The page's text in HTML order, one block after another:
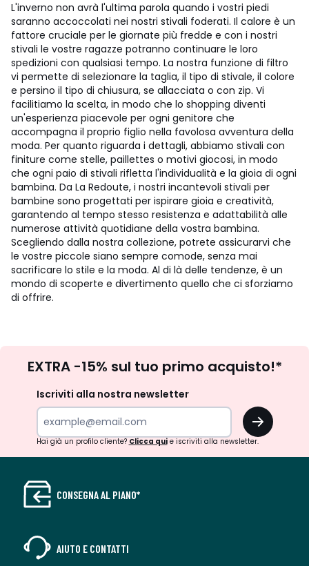
L'inverno non avrà l'ultima parola quando i vostri piedi
saranno accoccolati nei nostri stivali foderati. Il calore è un
fattore cruciale per le giornate più fredde e con i nostri
stivali le vostre ragazze potranno continuare le loro
spedizioni con qualsiasi tempo. La nostra funzione di filtro
vi permette di selezionare la taglia, il tipo di stivale, il colore
e persino il tipo di chiusura, se allacciata o con zip. Vi
facilitiamo la scelta, in modo che lo shopping diventi
un'esperienza piacevole per ogni genitore che
accompagna il proprio figlio nella favolosa avventura della
moda. Per quanto riguarda i dettagli, abbiamo stivali con
finiture come stelle, paillettes o motivi giocosi, in modo
che ogni paio di stivali rifletta l'individualità e la gioia di ogni
bambina. Da La Redoute, i nostri incantevoli stivali per
bambine sono progettati per ispirare gioia e creatività,
garantendo al tempo stesso resistenza e adattabilità alle
numerose attività quotidiane della vostra bambina.
Scegliendo dalla nostra collezione, potrete assicurarvi che
le vostre piccole siano sempre comode, senza mai
sacrificare lo stile e la moda. Al di là delle tendenze, è un
mondo di scoperte e divertimento quello che ci sforziamo
di offrire.
newsletter
EXTRA -15% sul tuo primo acquisto!*
Iscriviti alla nostra newsletter
OK
Hai già un profilo cliente? Clicca quie iscriviti alla newsletter.
CONSEGNA AL PIANO*
AIUTO E CONTATTI